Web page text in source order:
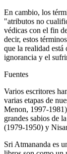
En cambio, los
"atributos no
védicas con el fin
decir, estos
que la realidad está
ignorancia y el
Fuentes
Varios escritores
varias etapas de
Menon, 1997-
grandes sabios de
(1979-1950) y
Sri Atmananda es